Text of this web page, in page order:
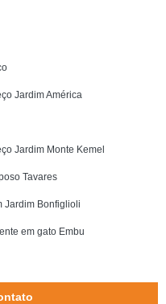
Jardim América
Jardim Monte Kemel
Tavares
Jardim Bonfiglioli
em gato Embu